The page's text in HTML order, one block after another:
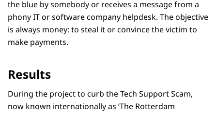
the blue by somebody or receives a message from a
phony IT or software company helpdesk. The objective
is always money: to steal it or convince the victim to
make payments.
Results
During the project to curb the Tech Support Scam,
now known internationally as ‘The Rotterdam